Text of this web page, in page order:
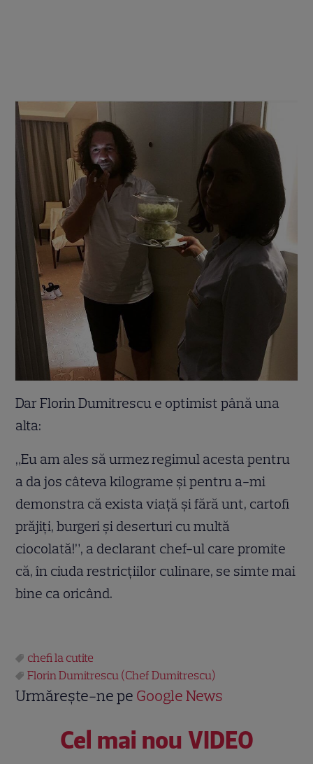
Dar Florin Dumitrescu e optimist până una
alta:
„Eu am ales să urmez regimul acesta pentru
a da jos câteva kilograme și pentru a-mi
demonstra că exista viață și fără unt, cartofi
prăjiți, burgeri și deserturi cu multă
ciocolată!”, a declarant chef-ul care promite
că, în ciuda restricțiilor culinare, se simte mai
bine ca oricând.
chefi la cutite
Florin Dumitrescu (Chef Dumitrescu)
Urmărește-ne pe Google News
Cel mai nou VIDEO